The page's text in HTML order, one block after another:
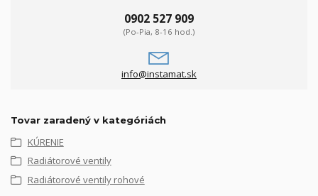
0902 527 909
(Po-Pia, 8-16 hod.)
info@instamat.sk
Tovar zaradený v kategóriách
KÚRENIE
Radiátorové ventily
Radiátorové ventily rohové